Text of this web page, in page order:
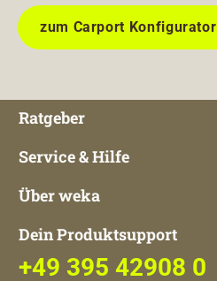
zum Carport Konfigurator
Ratgeber
Service & Hilfe
Über weka
Dein Produktsupport
+49 395 42908 0